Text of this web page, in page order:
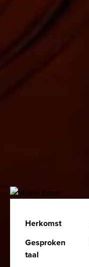
Herkomst
Gesproken
taal